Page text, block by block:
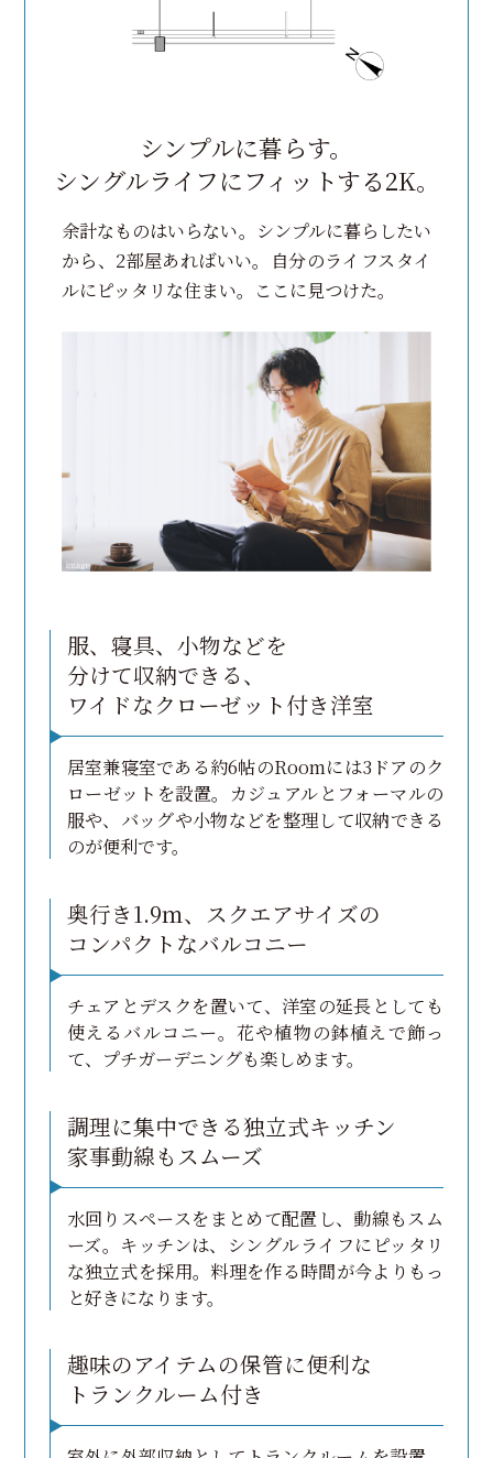
シンプルに暮らす。
シングルライフにフィットする2K。
余計なものはいらない。 シンプルに暮らしたい
から、2部屋あればいい。
自分のライフスタイ
ルにピッタリな住まい。ここに見つけた。
服、寝具、小物などを
分けて収納できる、
ワイドなクローゼット付き洋室
居室兼寝室である約6帖のRoomには3ドアのク
ローゼットを設置。カジュアルとフォーマルの
服や、バッグや小物などを整理して収納できる
のが便利です。
奥行き1.9ｍ、スクエアサイズの
コンパクトなバルコニー
チェアとデスクを置いて、洋室の延長としても
使えるバルコニー。花や植物の鉢植えで飾っ
て、プチガーデニングも楽しめます。
調理に集中できる独立式キッチン
家事動線もスムーズ
水回りスペースをまとめて配置し、動線もスム
ーズ。キッチンは、シングルライフにピッタリ
な独立式を採用。料理を作る時間が今よりもっ
と好きになります。
趣味のアイテムの保管に便利な
トランクルーム付き